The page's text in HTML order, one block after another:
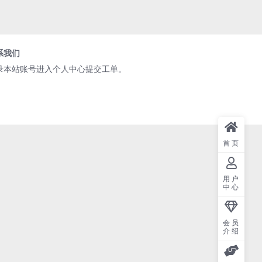
我们
本站账号进入个人中心提交工单。
首页
用户
中心
会员
介绍